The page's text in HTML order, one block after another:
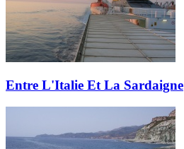
Entre L'Italie Et La Sardaigne